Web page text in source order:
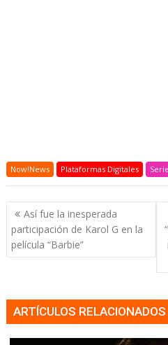
Now!News Plataformas Digitales
Navegación
de
entradas
Así fue la inesperada
participación de Karol G en la
película “Barbie”
ARTÍCULOS RELACIONADOS